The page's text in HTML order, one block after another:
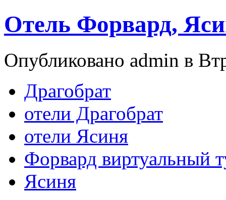
Отель Форвард,
Опубликовано admin в
Драгобрат
отели Драгобрат
отели Ясиня
Форвард виртуальный
Ясиня